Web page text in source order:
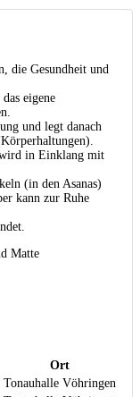
die Gesundheit und
eigene
und legt danach
in Einklang mit
(in den Asanas)
kann zur Ruhe
Matte
Ort
Tonauhalle Vöhringen